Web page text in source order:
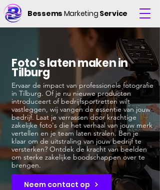
Bessems Marketing Service
Foto's laten maken in
Tilburg
Ervaar de impact van professionele fotografie
in Tilburg. Of je nu nieuwe producten
introduceert of bedrijfsportretten wilt
vastleggen, wij vangen de essentie van jouw
bedrijf. Laat je verrassen door krachtige
zakelijke foto's die het verhaal van jouw merk
vertellen en je team laten stralen. Ben je
klaar om de uitstraling van jouw bedrijf te
versterken? Ontdek de kracht van beelden
om sterke zakelijke boodschappen over te
brengen.
Neem contact op